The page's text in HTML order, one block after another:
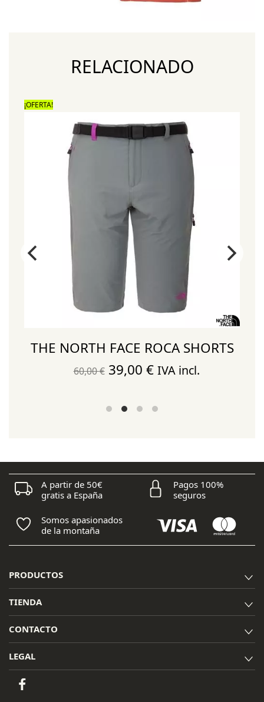
RELACIONADO
¡OFERTA!
THE NORTH FACE ROCA SHORTS
60,00€ El
original
39,00 €El
actual
IVA incl.
A partir de 50€
gratis a España
Pagos 100%
seguros
Somos apasionados
de la montaña
PRODUCTOS
TIENDA
CONTACTO
LEGAL